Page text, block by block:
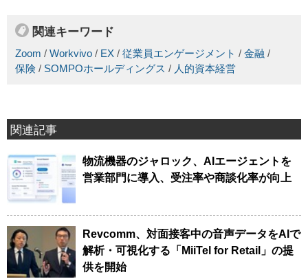
関連キーワード
Zoom / Workvivo / EX / 従業員エンゲージメント / 金融 /
保険 / SOMPOホールディングス / 人的資本経営
関連記事
物流機器のジャロック、AIエージェントを
営業部門に導入、受注率や商談化率が向上
Revcomm、対面接客中の音声データをAIで
解析・可視化する「MiiTel for Retail」の提
供を開始